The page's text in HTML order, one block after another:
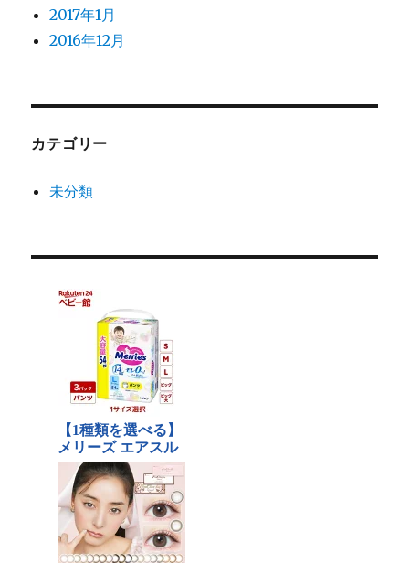
2017年1月
2016年12月
カテゴリー
未分類